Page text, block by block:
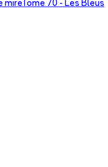
mireTome 70 - Les Bleus